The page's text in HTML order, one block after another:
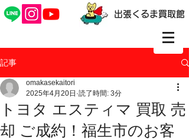
出張くるま買取館
記事
トヨタ エスティマ 買取 売
却 ご成約！福生市のお客
omakasekaitori
2025年4月20日 読了時間: 3分